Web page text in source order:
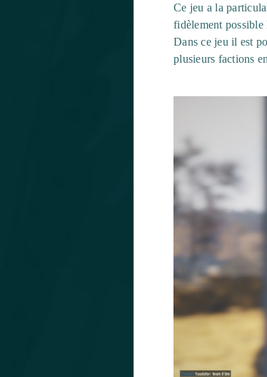
Ce jeu a la
fidèlement possible
Dans ce jeu il est
plusieurs factions